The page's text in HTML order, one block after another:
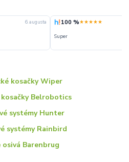
6. augusta 100 %★★★★★
Super